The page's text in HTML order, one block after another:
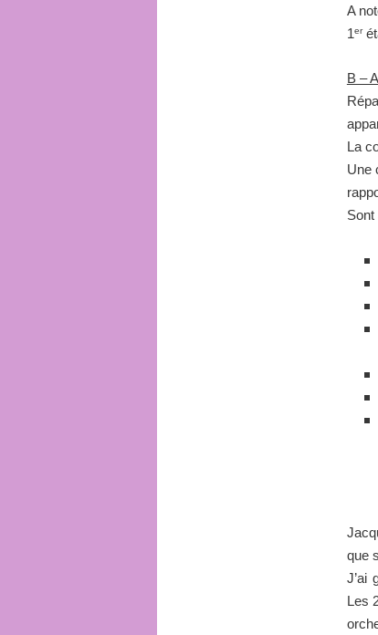
A
1er
B –
La
Une
Sont
que
J’ai
Les